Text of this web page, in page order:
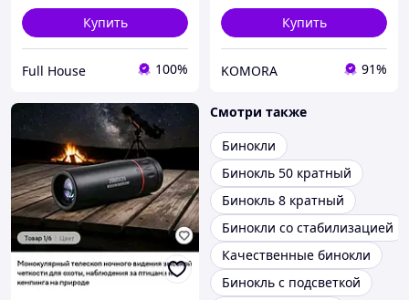
Купить
Full House 100%
Купить
KOMORA 91%
Смотри также
Бинокли
Бинокль 50 кратный
Бинокль 8 кратный
Бинокли со стабилизацией
Качественные бинокли
Бинокль с подсветкой